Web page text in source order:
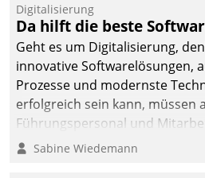
Digitalisierung
Da hilft die beste
Geht es um Digitalisierung,
innovative Softwarelösungen,
Prozesse und modernste
erfolgreich sein kann, müssen
Führungspersonal und
verändern und anzupassen,
Sabine Wiedemann